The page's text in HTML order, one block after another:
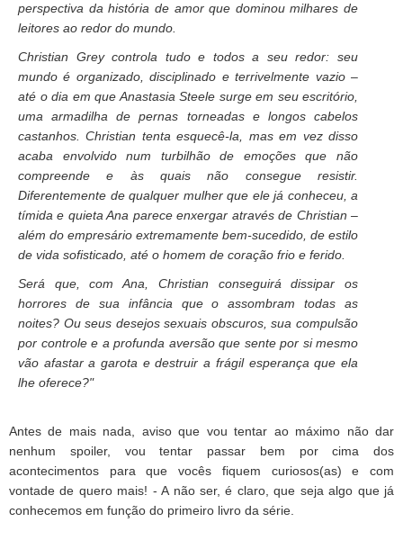
perspectiva da história de amor que dominou milhares de
leitores ao redor do mundo.
Christian Grey controla tudo e todos a seu redor: seu
mundo é organizado, disciplinado e terrivelmente vazio –
até o dia em que Anastasia Steele surge em seu escritório,
uma armadilha de pernas torneadas e longos cabelos
castanhos. Christian tenta esquecê-la, mas em vez disso
acaba envolvido num turbilhão de emoções que não
compreende e às quais não consegue resistir.
Diferentemente de qualquer mulher que ele já conheceu, a
tímida e quieta Ana parece enxergar através de Christian –
além do empresário extremamente bem-sucedido, de estilo
de vida sofisticado, até o homem de coração frio e ferido.
Será que, com Ana, Christian conseguirá dissipar os
horrores de sua infância que o assombram todas as
noites? Ou seus desejos sexuais obscuros, sua compulsão
por controle e a profunda aversão que sente por si mesmo
vão afastar a garota e destruir a frágil esperança que ela
lhe oferece?"
Antes de mais nada, aviso que vou tentar ao máximo não dar
nenhum spoiler, vou tentar passar bem por cima dos
acontecimentos para que vocês fiquem curiosos(as) e com
vontade de quero mais! - A não ser, é claro, que seja algo que já
conhecemos em função do primeiro livro da série.